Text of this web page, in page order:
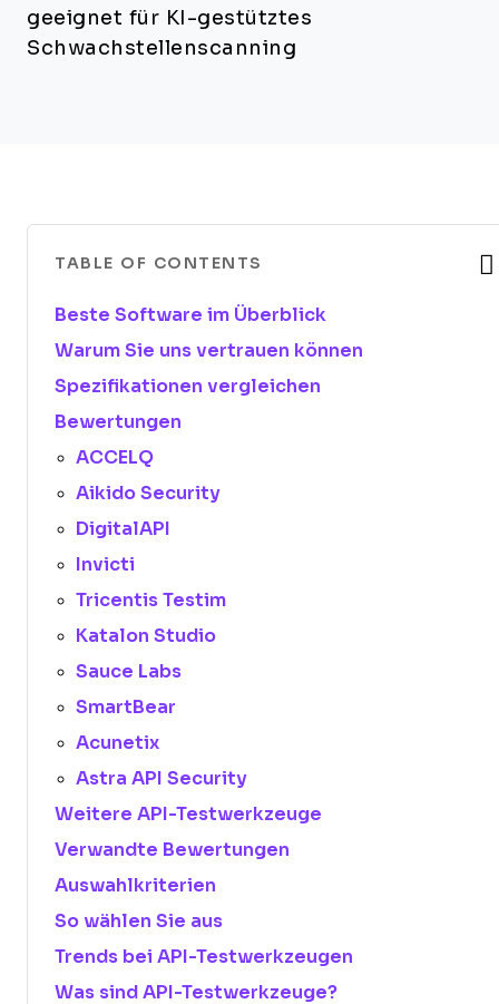
geeignet für KI-gestütztes
Schwachstellenscanning
TABLE OF CONTENTS
Beste Software im Überblick
Warum Sie uns vertrauen können
Spezifikationen vergleichen
Bewertungen
ACCELQ
Aikido Security
DigitalAPI
Invicti
Tricentis Testim
Katalon Studio
Sauce Labs
SmartBear
Acunetix
Astra API Security
Weitere API-Testwerkzeuge
Verwandte Bewertungen
Auswahlkriterien
So wählen Sie aus
Trends bei API-Testwerkzeugen
Was sind API-Testwerkzeuge?